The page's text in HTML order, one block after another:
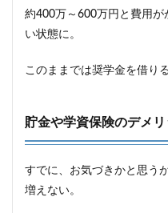
約400万～600万円と費用が
い状態に。
このままでは奨学金を借り
貯金や学資保険のデメリ
すでに、お気づきかと思う
増えない。